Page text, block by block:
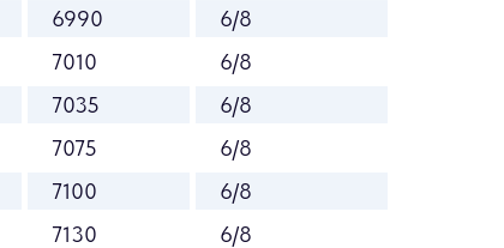
6990
6/8
7010
6/8
7035
6/8
7075
6/8
7100
6/8
7130
6/8